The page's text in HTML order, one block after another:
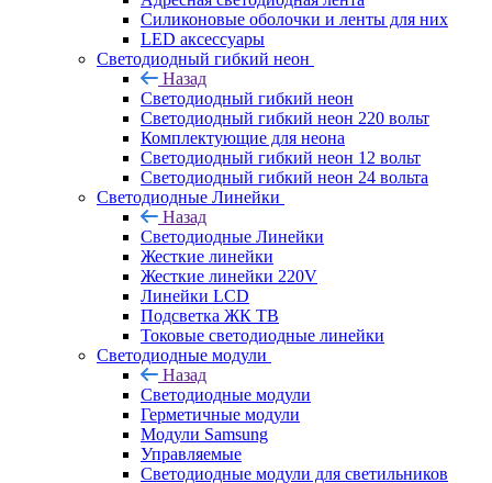
Силиконовые оболочки и ленты для них
LED аксессуары
Светодиодный гибкий неон
Назад
Светодиодный гибкий неон
Светодиодный гибкий неон 220 вольт
Комплектующие для неона
Светодиодный гибкий неон 12 вольт
Светодиодный гибкий неон 24 вольта
Светодиодные Линейки
Назад
Светодиодные Линейки
Жесткие линейки
Жесткие линейки 220V
Линейки LCD
Подсветка ЖК ТВ
Токовые светодиодные линейки
Светодиодные модули
Назад
Светодиодные модули
Герметичные модули
Модули Samsung
Управляемые
Светодиодные модули для светильников